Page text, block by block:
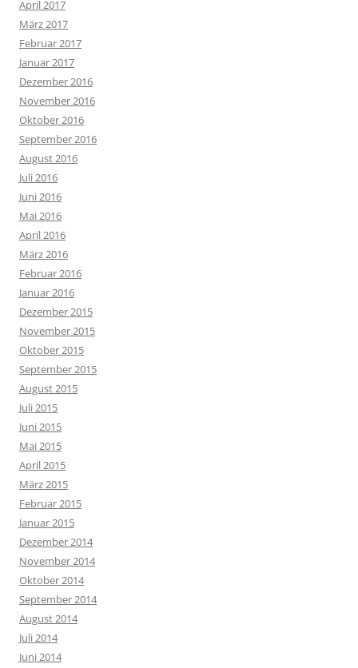
April 2017
März 2017
Februar 2017
Januar 2017
Dezember 2016
November 2016
Oktober 2016
September 2016
August 2016
Juli 2016
Juni 2016
Mai 2016
April 2016
März 2016
Februar 2016
Januar 2016
Dezember 2015
November 2015
Oktober 2015
September 2015
August 2015
Juli 2015
Juni 2015
Mai 2015
April 2015
März 2015
Februar 2015
Januar 2015
Dezember 2014
November 2014
Oktober 2014
September 2014
August 2014
Juli 2014
Juni 2014